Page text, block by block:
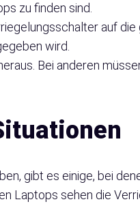
zu finden sind.
auf
wird.
Bei anderen
gibt es einige, bei
Laptops sehen die